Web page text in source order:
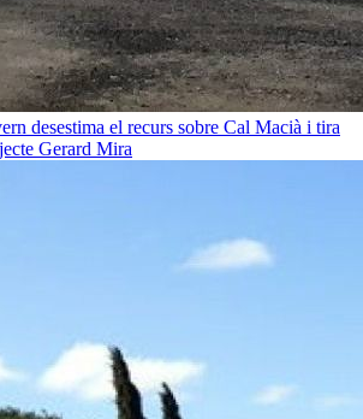
desestima el recurs sobre Cal Macià i tira
Gerard Mira